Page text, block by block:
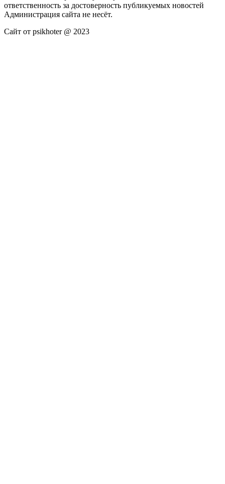
ответственность за достоверность публикуемых новостей
Администрация сайта не несёт.
Сайт от psikhoter @ 2023